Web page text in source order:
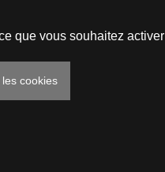
que vous souhaitez activer
cookies